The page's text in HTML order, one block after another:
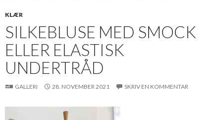
KLÆR
SILKEBLUSE MED SMOCK
ELLER ELASTISK
UNDERTRÅD
GALLERI 28. NOVEMBER 2021 SKRIV EN KOMMENTAR